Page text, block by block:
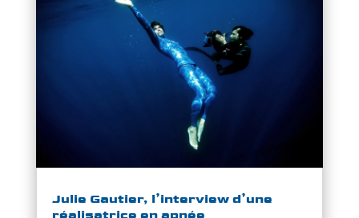
Julie Gautier, l’interview d’une